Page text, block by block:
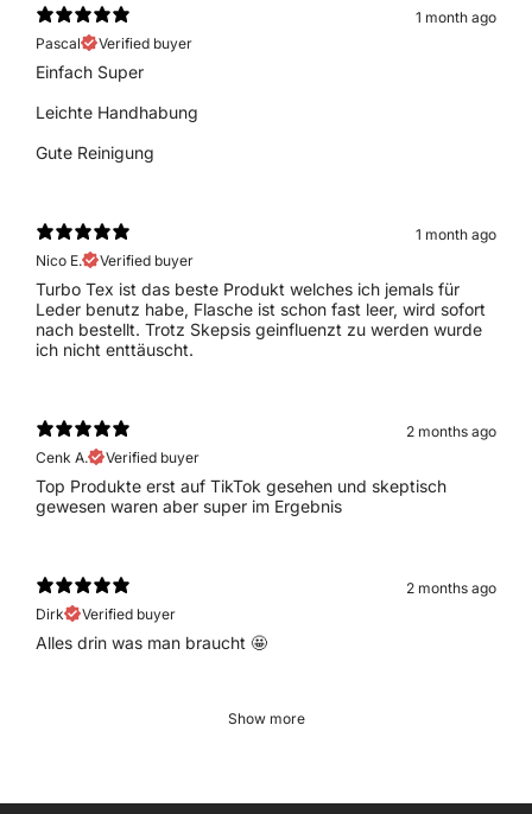
1 month ago
Pascal
Verified buyer
Einfach Super
Leichte Handhabung
Gute Reinigung
1 month ago
Nico E.
Verified buyer
Turbo Tex ist das beste Produkt welches ich jemals für
Leder benutz habe, Flasche ist schon fast leer, wird sofort
nach bestellt. Trotz Skepsis geinfluenzt zu werden wurde
ich nicht enttäuscht.
2 months ago
Cenk A.
Verified buyer
Top Produkte erst auf TikTok gesehen und skeptisch
gewesen waren aber super im Ergebnis
2 months ago
Dirk
Verified buyer
Alles drin was man braucht 🤩
Show more